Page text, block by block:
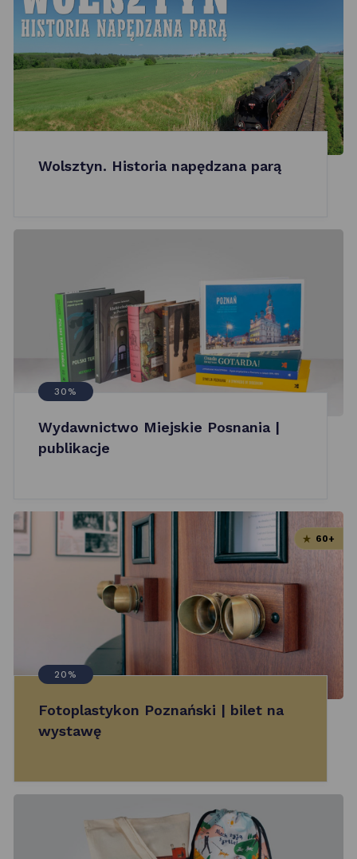
Wolsztyn. Historia napędzana parą
30%
Wydawnictwo Miejskie Posnania |
publikacje
60+
20%
Fotoplastykon Poznański | bilet na
wystawę